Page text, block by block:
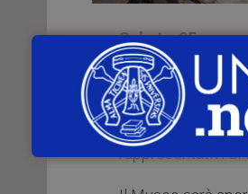
Sabato 25
dalle ore 15.30
perdete
Se desiderate
rappresentativi di